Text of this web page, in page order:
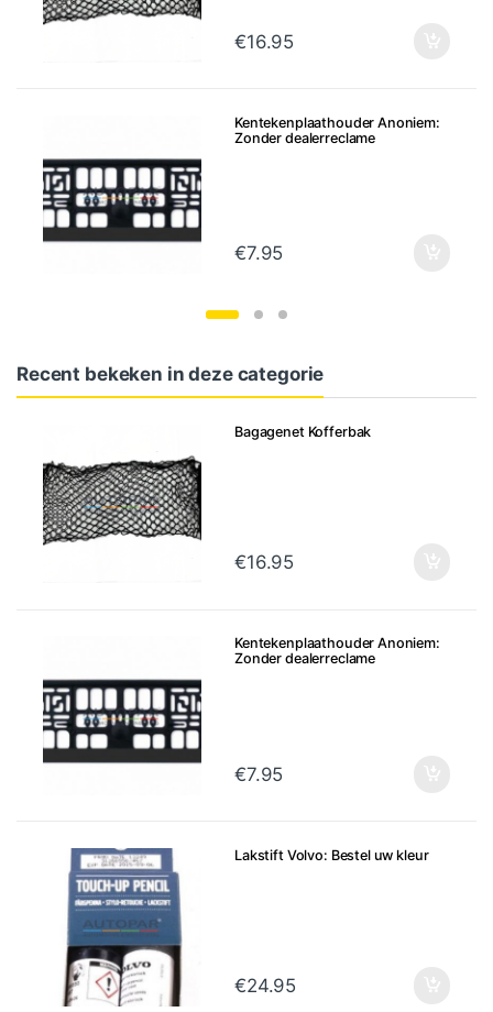
€16.95
Kentekenplaathouder Anoniem:
Zonder dealerreclame
€7.95
Recent bekeken in deze categorie
Bagagenet Kofferbak
€16.95
Kentekenplaathouder Anoniem:
Zonder dealerreclame
€7.95
Lakstift Volvo: Bestel uw kleur
€24.95